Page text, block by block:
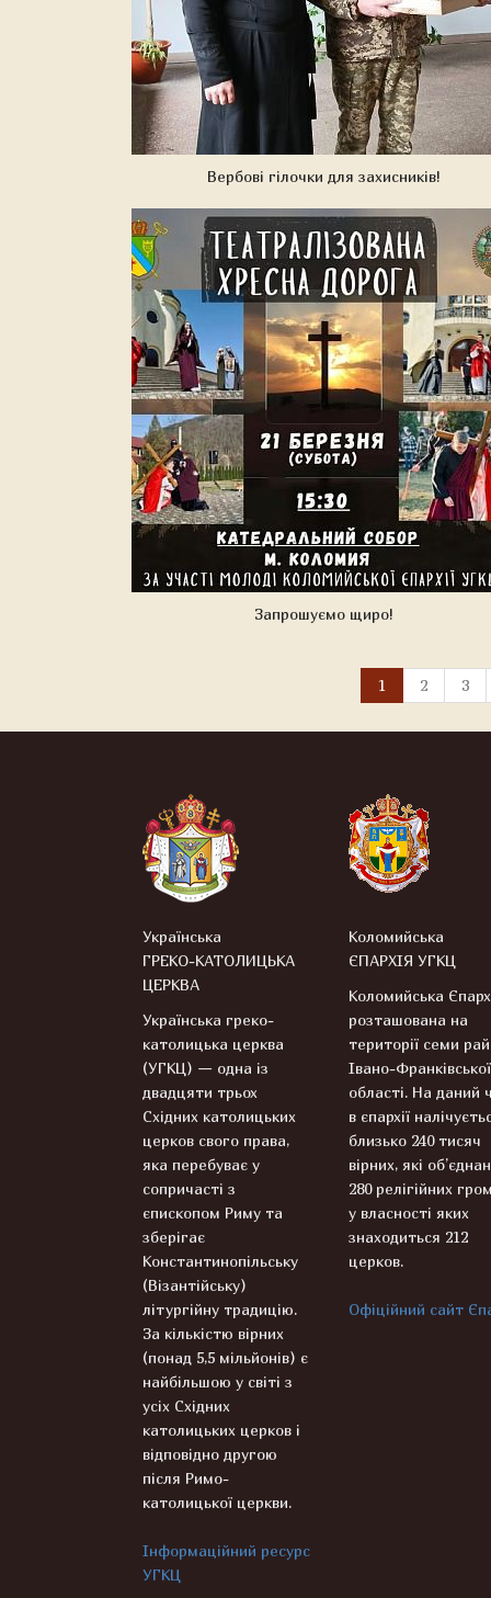
Вербові гілочки для захисників!
Запрошуємо щиро!
1 2 3
Українська
ГРЕКО-КАТОЛИЦЬКА
ЦЕРКВА
Українська греко-
католицька церква
(УГКЦ) — одна із
двадцяти трьох
Східних католицьких
церков свого права,
яка перебуває у
сопричасті з
єпископом Риму та
зберігає
Константинопільську
(Візантійську)
літургійну традицію.
За кількістю вірних
(понад 5,5 мільйонів) є
найбільшою у світі з
усіх Східних
католицьких церков і
відповідно другою
після Римо-
католицької церкви.
Інформаційний ресурс
УГКЦ
Коломийська
ЄПАРХІЯ УГКЦ
Коломийська
розташована на
території семи
Івано-Франківської
області. На даний
в єпархії
близько 240 тисяч
вірних, які
280 релігійних
у власності яких
знаходиться 212
церков.
Офіційний сайт